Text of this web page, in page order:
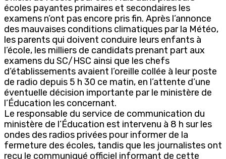
écoles payantes primaires et secondaires les
examens n’ont pas encore pris fin. Après l’annonce
des mauvaises conditions climatiques par la Météo,
les parents qui doivent conduire leurs enfants à
l’école, les milliers de candidats prenant part aux
examens du SC/HSC ainsi que les chefs
d’établissements avaient l’oreille collée à leur poste
de radio depuis 5 h 30 ce matin, en l’attente d’une
éventuelle décision importante par le ministère de
l’Éducation les concernant.
Le responsable du service de communication du
ministère de l’Éducation est intervenu à 8 h sur les
ondes des radios privées pour informer de la
fermeture des écoles, tandis que les journalistes ont
reçu le communiqué officiel informant de cette